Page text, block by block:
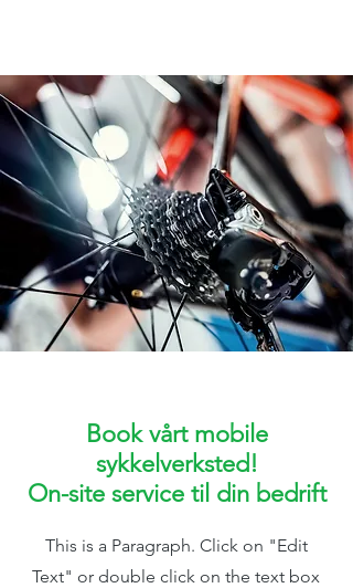
Book vårt mobile
sykkelverksted!
On-site service til din bedrift
This is a Paragraph. Click on "Edit
Text" or double click on the text box